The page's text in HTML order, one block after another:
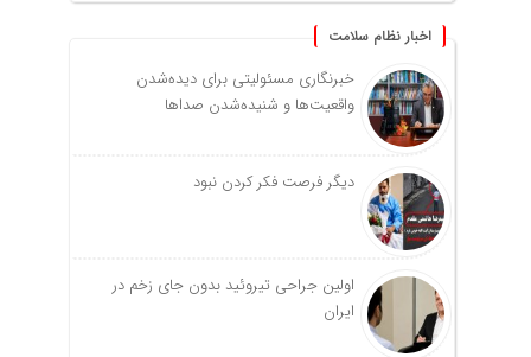
اخبار نظام سلامت
خبرنگاری مسئولیتی برای دیده‌شدن
واقعیت‌ها و شنیده‌شدن صداها
دیگر فرصت فکر کردن نبود
اولین جراحی تیروئید بدون جای زخم در
ایران